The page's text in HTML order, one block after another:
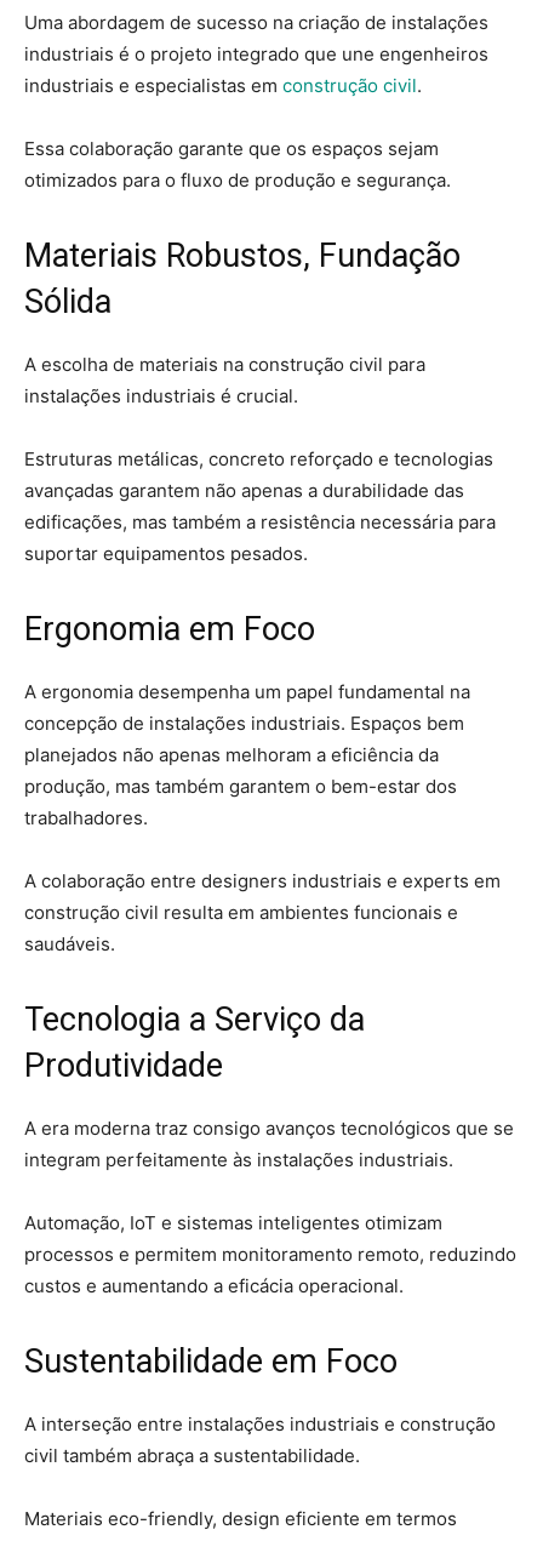
Uma abordagem de sucesso na criação de instalações
industriais é o projeto integrado que une engenheiros
industriais e especialistas em construção civil.
Essa colaboração garante que os espaços sejam
otimizados para o fluxo de produção e segurança.
Materiais Robustos, Fundação
Sólida
A escolha de materiais na construção civil para
instalações industriais é crucial.
Estruturas metálicas, concreto reforçado e tecnologias
avançadas garantem não apenas a durabilidade das
edificações, mas também a resistência necessária para
suportar equipamentos pesados.
Ergonomia em Foco
A ergonomia desempenha um papel fundamental na
concepção de instalações industriais. Espaços bem
planejados não apenas melhoram a eficiência da
produção, mas também garantem o bem-estar dos
trabalhadores.
A colaboração entre designers industriais e experts em
construção civil resulta em ambientes funcionais e
saudáveis.
Tecnologia a Serviço da
Produtividade
A era moderna traz consigo avanços tecnológicos que se
integram perfeitamente às instalações industriais.
Automação, IoT e sistemas inteligentes otimizam
processos e permitem monitoramento remoto, reduzindo
custos e aumentando a eficácia operacional.
Sustentabilidade em Foco
A interseção entre instalações industriais e construção
civil também abraça a sustentabilidade.
Materiais eco-friendly, design eficiente em termos